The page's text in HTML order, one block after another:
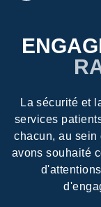
La sécurité et
services
chacun, au sein
avons souhaité